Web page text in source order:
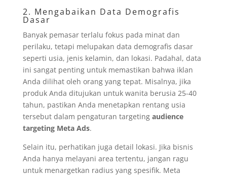
2. Mengabaikan Data Demografis
Dasar
Banyak pemasar terlalu fokus pada minat dan
perilaku, tetapi melupakan data demografis dasar
seperti usia, jenis kelamin, dan lokasi. Padahal, data
ini sangat penting untuk memastikan bahwa iklan
Anda dilihat oleh orang yang tepat. Misalnya, jika
produk Anda ditujukan untuk wanita berusia 25-40
tahun, pastikan Anda menetapkan rentang usia
tersebut dalam pengaturan targeting audience
targeting Meta Ads.
Selain itu, perhatikan juga detail lokasi. Jika bisnis
Anda hanya melayani area tertentu, jangan ragu
untuk menargetkan radius yang spesifik. Meta